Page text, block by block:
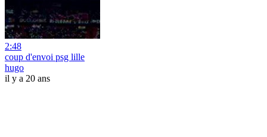
2:48
coup d'envoi psg lille
hugo
il y a 20 ans